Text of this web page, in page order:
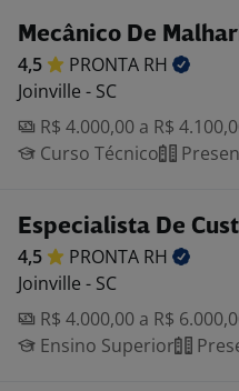
Mecânico De
4,5 PRONTA RH
Joinville - SC
R$ 4.000,00 a R$
Curso Técnico
Especialista De
4,5 PRONTA RH
Joinville - SC
R$ 4.000,00 a R$
Ensino Superior